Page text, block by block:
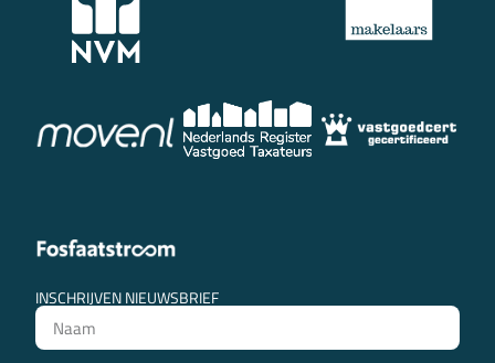
INSCHRIJVEN NIEUWSBRIEF